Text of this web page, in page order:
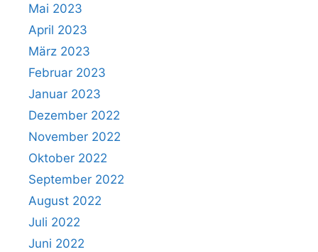
Mai 2023
April 2023
März 2023
Februar 2023
Januar 2023
Dezember 2022
November 2022
Oktober 2022
September 2022
August 2022
Juli 2022
Juni 2022